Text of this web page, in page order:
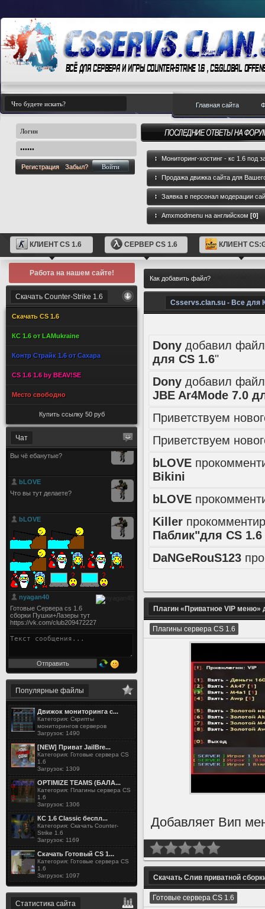
Главная сайта
Регистрация Забыл?
Мониторинг-хостинг - кс 1.6 под
Продажа движка сайта для
GameCMS[0]
Заявка в персонал модерации
Amxmodmenu на английском [0]
КЛИЕНТ CS 1.6 СЕРВЕР CS 1.6 КЛИЕНТ
Работа на нашем сайте!
Скачать Counter-Strike 1.6
Скачать CS 1.6
КС 1.6 от LAMukraine
Контр Страйк 1.6 от Сахара
CS 1.6 1.6 by BEAV!SE
Место свободно
Купить ссылку 50 руб
Чат
Популярные файлы
Движок мониторинга с...
Категория: Скрипты
мониторингов серверов
Загрузок: 1490
[NEW] Приват JailBre...
Категория: Готовые сервера CS
1.6
Загрузок: 1309
OPTIMIZE TEAMS (БАЛА...
Категория: Плагины сервера CS
1.6
Загрузок: 1306
КС 1.6 Classic беспл...
Категория: Скачать Counter-
Strike 1.6
Загрузок: 1169
Скачать Готовый CS 1...
Категория: Готовые сервера CS
1.6
Загрузок: 1097
Статистика сайта
Как добавить файл?
Csservs.clan.su - Все для
Dony добавил
для CS 1.6"
Dony добавил
JBE Ar4Mode 7.0
Приветствуем
Приветствуем
bLOVE
Bikini
bLOVE
Killer
Паблик"для CS 1.6
DaNGeRouS123
Плагин «Приватное VIP меню»
Плагины сервера CS 1.6
Добавляет Вип
Скачать Слив приватной
Готовые сервера CS 1.6